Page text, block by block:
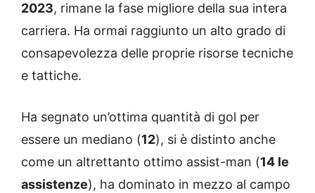
2023, rimane la fase migliore della sua intera
carriera. Ha ormai raggiunto un alto grado di
consapevolezza delle proprie risorse tecniche
e tattiche.
Ha segnato un’ottima quantità di gol per
essere un mediano (12), si è distinto anche
come un altrettanto ottimo assist-man (14 le
assistenze), ha dominato in mezzo al campo